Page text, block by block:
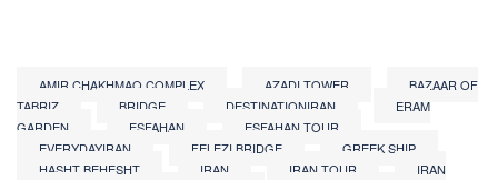
AMIR CHAKHMAQ COMPLEX AZADI TOWER
BAZAAR OF
TABRIZ
BRIDGE DESTINATIONIRAN
ERAM
GARDEN
ESFAHAN
ESFAHAN TOUR
EVERYDAYIRAN
FELEZI BRIDGE
GREEK SHIP
HASHT BEHESHT
IRAN IRAN TOUR
IRAN